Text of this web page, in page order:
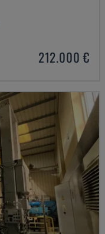
212.000 €